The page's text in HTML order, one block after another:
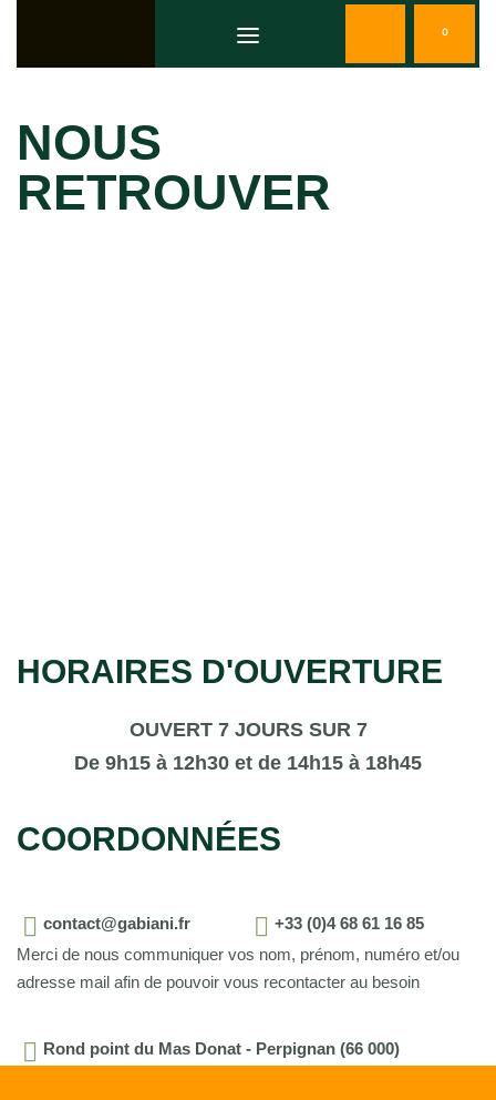
0
NOUS
RETROUVER
HORAIRES D'OUVERTURE
OUVERT 7 JOURS SUR 7
De 9h15 à 12h30 et de 14h15 à 18h45
COORDONNÉES
contact@gabiani.fr
+33 (0)4 68 61 16 85
Merci de nous communiquer vos nom, prénom, numéro et/ou
adresse mail afin de pouvoir vous recontacter au besoin
Rond point du Mas Donat - Perpignan (66 000)